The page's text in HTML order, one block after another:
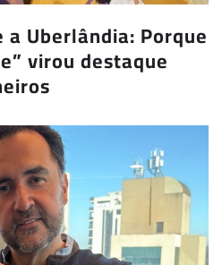
Uberlândia: Porque
virou destaque